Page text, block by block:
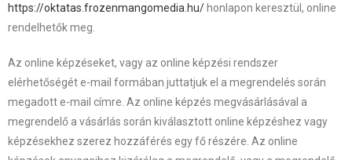
https://oktatas.frozenmangomedia.hu/ honlapon keresztül, online
rendelhetők meg.
Az online képzéseket, vagy az online képzési rendszer
elérhetőségét e-mail formában juttatjuk el a megrendelés során
megadott e-mail címre. Az online képzés megvásárlásával a
megrendelő a vásárlás során kiválasztott online képzéshez vagy
képzésekhez szerez hozzáférés egy fő részére. Az online